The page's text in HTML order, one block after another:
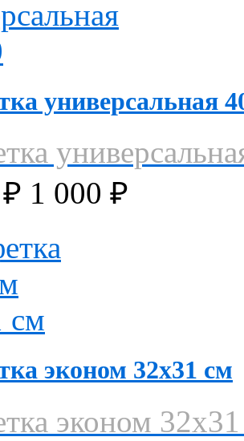
универсальная
₽ 1 000 ₽
эконом 32х31 см
эконом